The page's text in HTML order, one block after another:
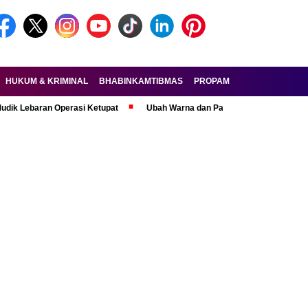
HUKUM & KRIMINAL BHABINKAMTIBMAS PROPAM
Operasi Ketupat Ubah Warna dan Pasang Pelat Palsu, Pelaku